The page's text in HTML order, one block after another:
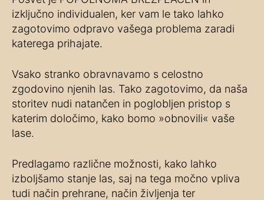
izključno individualen, ker vam le tako lahko
zagotovimo odpravo vašega problema zaradi
katerega prihajate.
Vsako stranko obravnavamo s celostno
zgodovino njenih las. Tako zagotovimo, da naša
storitev nudi natančen in poglobljen pristop s
katerim določimo, kako bomo »obnovili« vaše
lase.
Predlagamo različne možnosti, kako lahko
izboljšamo stanje las, saj na tega močno vpliva
tudi način prehrane, način življenja ter